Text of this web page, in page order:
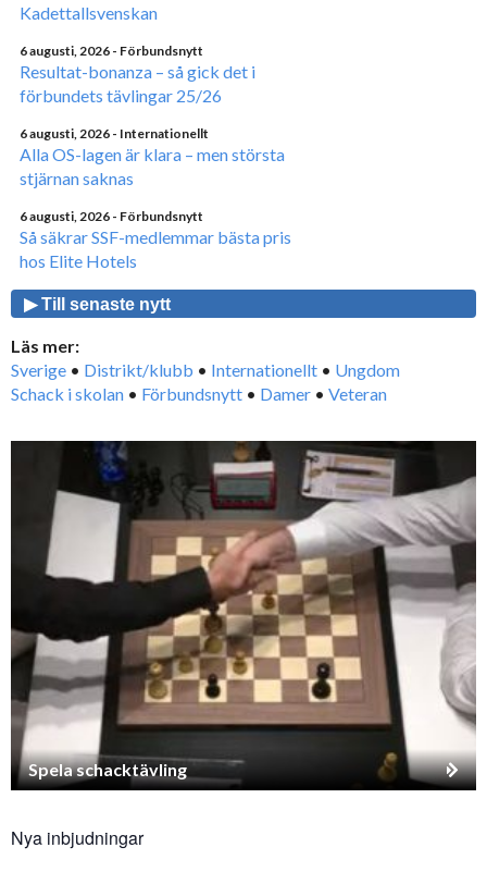
Kadettallsvenskan
6 augusti, 2026 - Förbundsnytt
Resultat-bonanza – så gick det i
förbundets tävlingar 25/26
6 augusti, 2026 - Internationellt
Alla OS-lagen är klara – men största
stjärnan saknas
6 augusti, 2026 - Förbundsnytt
Så säkrar SSF-medlemmar bästa pris
hos Elite Hotels
▶ Till senaste nytt
Läs mer:
Sverige • Distrikt/klubb • Internationellt • Ungdom
Schack i skolan • Förbundsnytt • Damer • Veteran
Spela schacktävling
Nya inbjudningar